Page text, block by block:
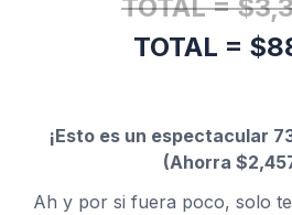
TOTAL =
TOTAL =
¡Esto es un espectacular
(Ahorra
Ah y por si fuera poco, solo